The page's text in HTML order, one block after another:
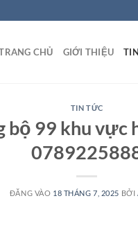
CHỦ GIỚI THIỆU
TIN TỨC
99 khu vực
ĐĂNG VÀO 18 THÁNG 7, 2025 BỞI